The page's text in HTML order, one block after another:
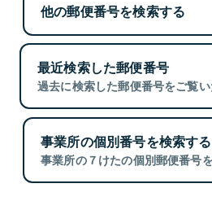
他の郵便番号を検索する
最近検索した郵便番号
過去に検索した郵便番号をご覧い
事業所の個別番号を検索する
事業所の７けたの個別郵便番号